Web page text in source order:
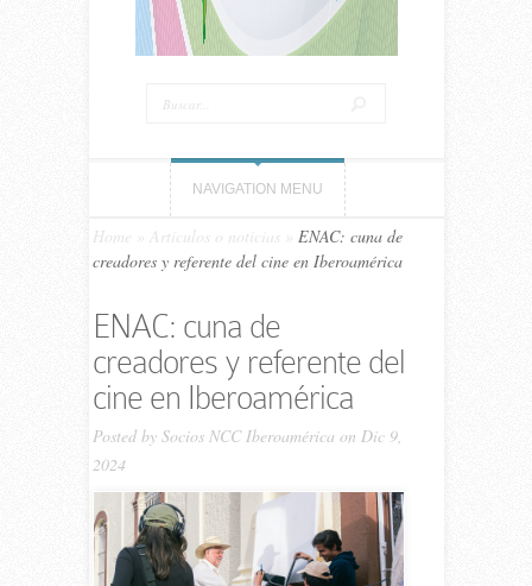
NAVIGATION MENU
Home Artículos o noticias
ENAC: cuna de
creadores y referente del cine en Iberoamérica
ENAC: cuna de
creadores y referente del
cine en Iberoamérica
Posted by Socios NCC Iberoamérica on Dic 9,
2024